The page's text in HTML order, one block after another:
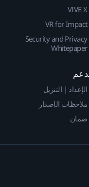
VIVE X
VR for Impact
Security and Privacy
Whitepaper
الإعداد | التنزيل
ملاحظات الإصدار
ضمان